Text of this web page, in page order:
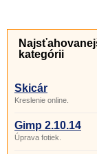
kategórii
Skicár
Kreslenie online.
Gimp 2.10.14
Úprava fotiek.